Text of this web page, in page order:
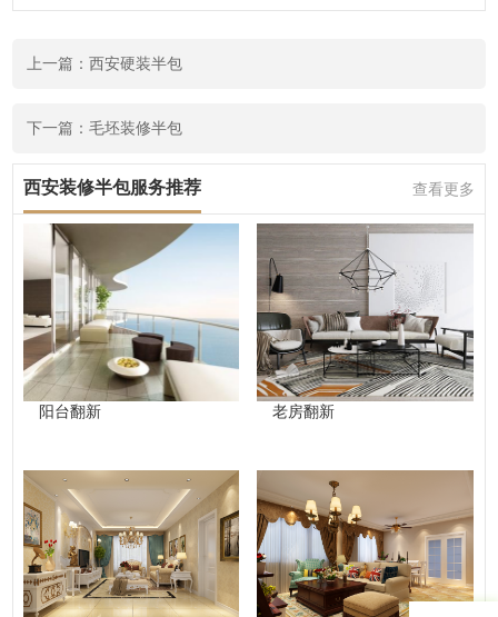
上一篇：西安硬装半包
下一篇：毛坯装修半包
西安装修半包服务推荐 查看更多
阳台翻新 老房翻新